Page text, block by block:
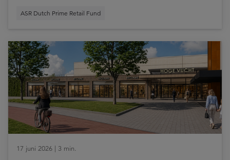
ASR Dutch Prime Retail Fund
17 juni 2026 | 3 min.